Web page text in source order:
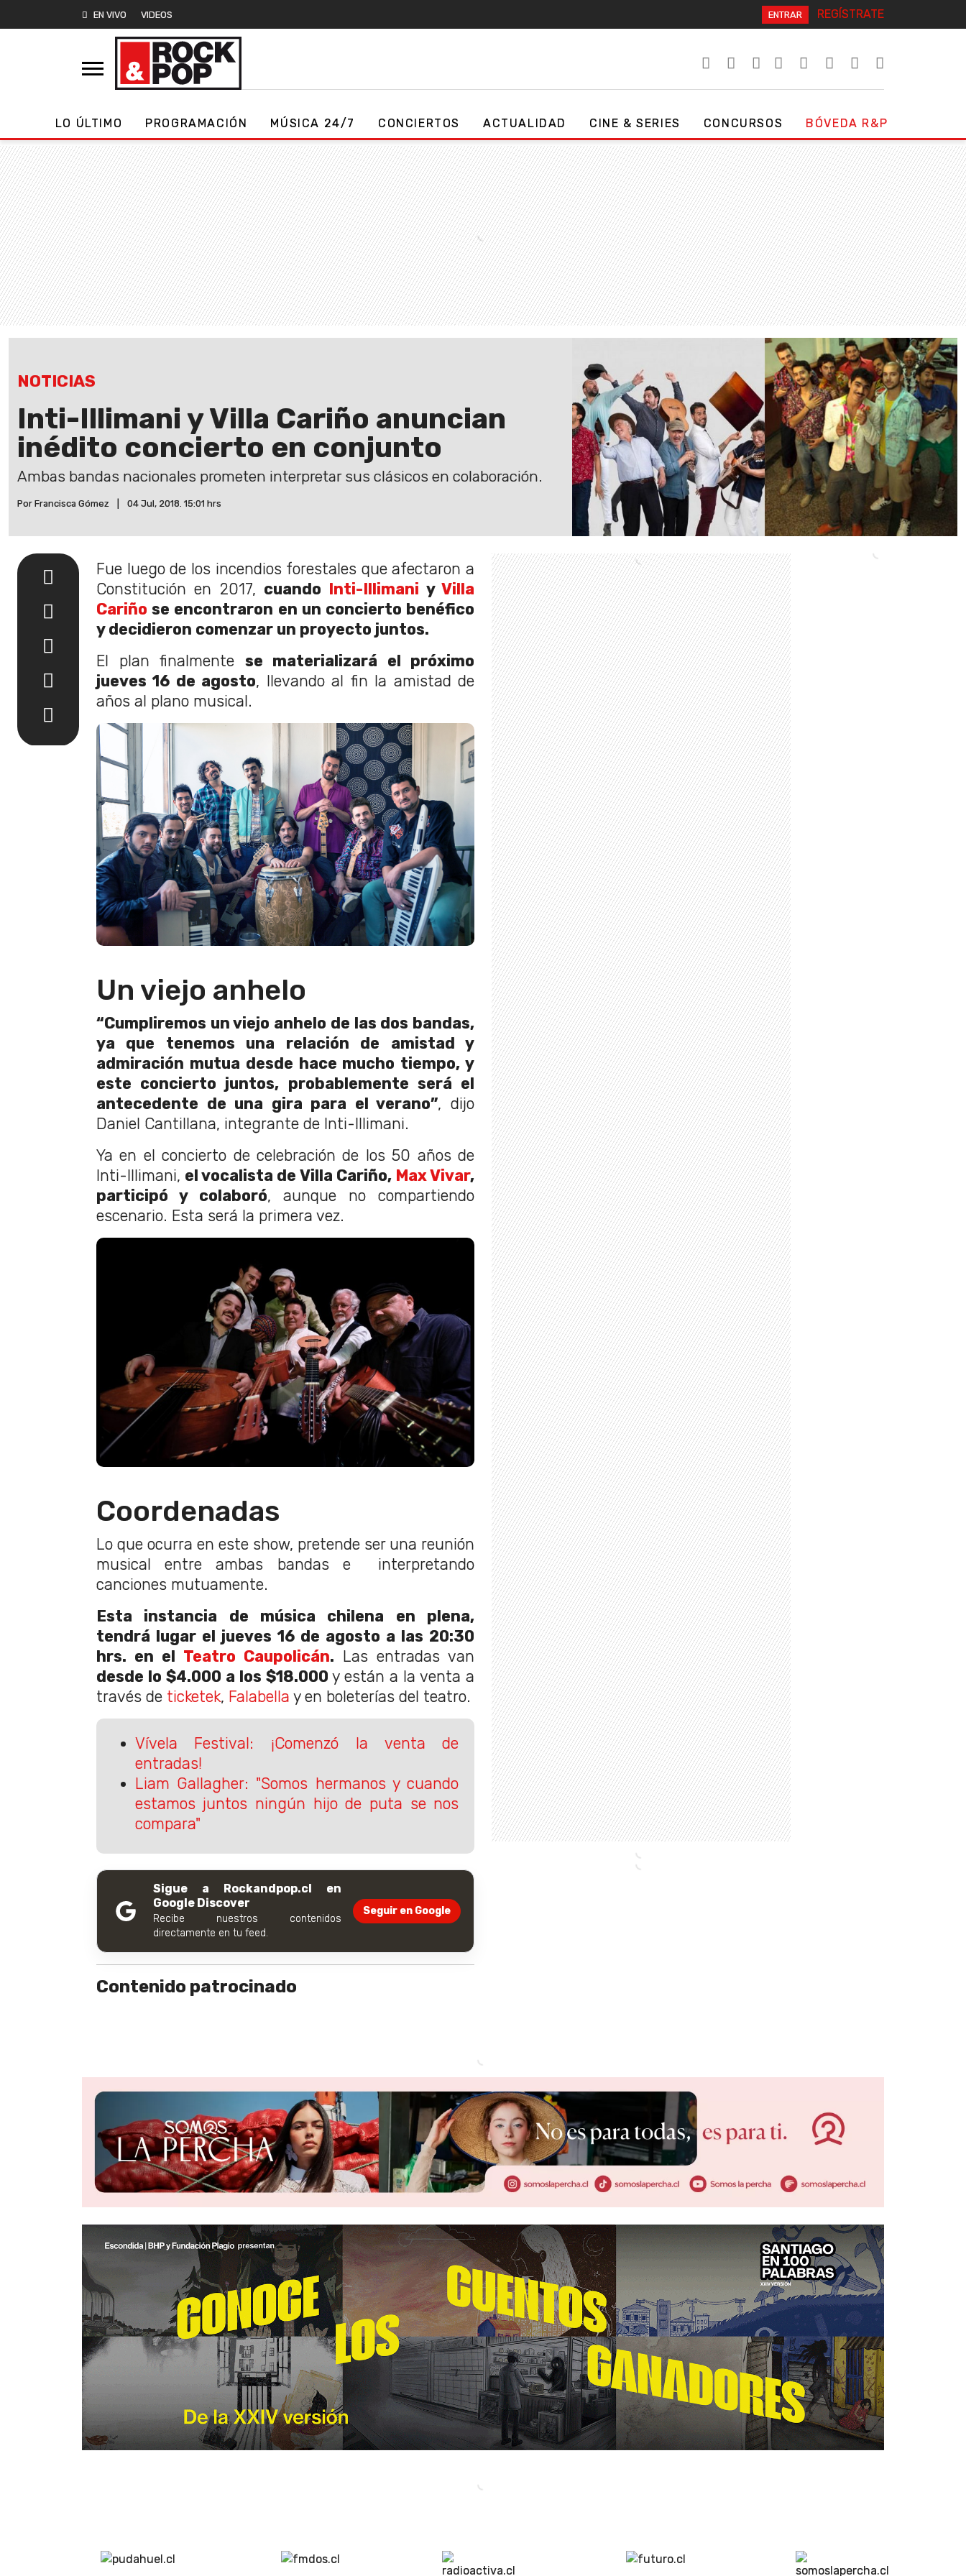
EN VIVO VIDEOS ENTRAR REGÍSTRATE
LO ÚLTIMO PROGRAMACIÓN MÚSICA 24/7 CONCIERTOS ACTUALIDAD CINE & SERIES CONCURSOS BÓVEDA R&P
NOTICIAS
Inti-Illimani y Villa Cariño anuncian
inédito concierto en conjunto
Ambas bandas nacionales prometen interpretar sus clásicos en colaboración.
Por Francisca Gómez 04 Jul, 2018. 15:01 hrs
Fue luego de los incendios forestales que afectaron a
Constitución en 2017, cuando Inti-Illimani yVilla
Cariño se encontraron en un concierto benéfico
y decidieron comenzar un proyecto juntos.
El plan finalmente se materializará el próximo
jueves 16 de agosto, llevando al fin la amistad de
años al plano musical.
Un viejo anhelo
“Cumpliremos un viejo anhelo de las dos bandas,
ya que tenemos una relación de amistad y
admiración mutua desde hace mucho tiempo, y
este concierto juntos, probablemente será el
antecedente de una gira para el verano”, dijo
Daniel Cantillana, integrante de Inti-Illimani.
Ya en el concierto de celebración de los 50 años de
Inti-Illimani, el vocalista de Villa Cariño, Max Vivar,
participó y colaboró, aunque no compartiendo
escenario. Esta será la primera vez.
Coordenadas
Lo que ocurra en este show, pretende ser una reunión
musical entre ambas bandas e interpretando
canciones mutuamente.
Esta instancia de música chilena en plena,
tendrá lugar el jueves 16 de agosto a las 20:30
hrs. en el Teatro Caupolicán. Las entradas van
desde lo $4.000 a los $18.000 y están a la venta a
través de ticketek, Falabella y en boleterías del teatro.
Vívela Festival: ¡Comenzó la venta de
entradas!
Liam Gallagher: "Somos hermanos y cuando
estamos juntos ningún hijo de puta se nos
compara"
Sigue a Rockandpop.cl en
Google Discover
Recibe nuestros contenidos
directamente en tu feed.
Seguir en Google
Contenido patrocinado